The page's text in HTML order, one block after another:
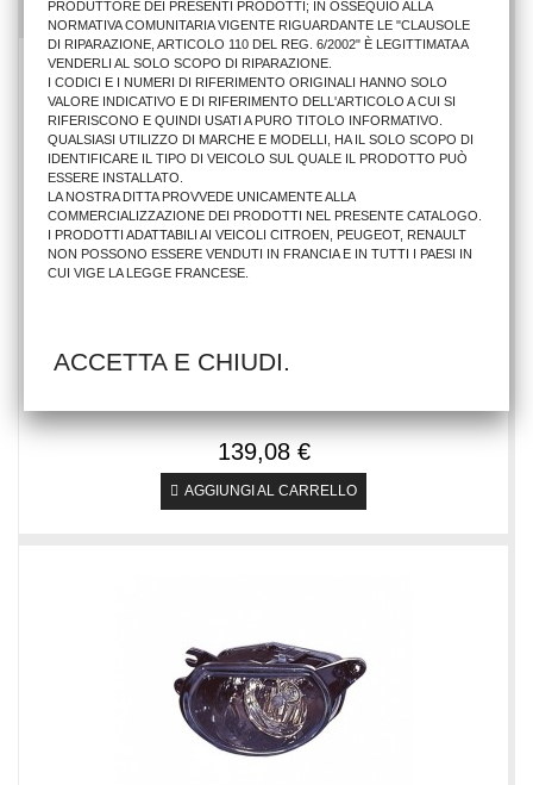
COFANO ANTERIORE AU A3 2003 5/P.- A3 2005 3/P-5/P.
139,08 €
AGGIUNGI AL CARRELLO
PRODUTTORE DEI PRESENTI PRODOTTI; IN OSSEQUIO ALLA
NORMATIVA COMUNITARIA VIGENTE RIGUARDANTE LE "CLAUSOLE
DI RIPARAZIONE, ARTICOLO 110 DEL REG. 6/2002" È LEGITTIMATA A
VENDERLI AL SOLO SCOPO DI RIPARAZIONE.
I CODICI E I NUMERI DI RIFERIMENTO ORIGINALI HANNO SOLO
VALORE INDICATIVO E DI RIFERIMENTO DELL'ARTICOLO A CUI SI
RIFERISCONO E QUINDI USATI A PURO TITOLO INFORMATIVO.
QUALSIASI UTILIZZO DI MARCHE E MODELLI, HA IL SOLO SCOPO DI
IDENTIFICARE IL TIPO DI VEICOLO SUL QUALE IL PRODOTTO PUÒ
ESSERE INSTALLATO.
LA NOSTRA DITTA PROVVEDE UNICAMENTE ALLA
COMMERCIALIZZAZIONE DEI PRODOTTI NEL PRESENTE CATALOGO.
I PRODOTTI ADATTABILI AI VEICOLI CITROEN, PEUGEOT, RENAULT
NON POSSONO ESSERE VENDUTI IN FRANCIA E IN TUTTI I PAESI IN
CUI VIGE LA LEGGE FRANCESE.
ACCETTA E CHIUDI.